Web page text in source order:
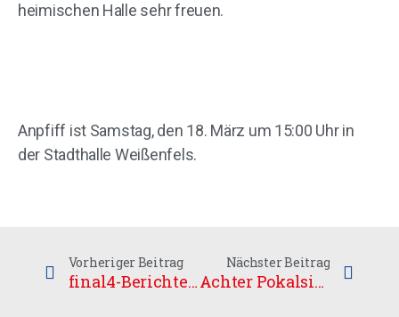
heimischen Halle sehr freuen.
Anpfiff ist Samstag, den 18. März um 15:00 Uhr in
der Stadthalle Weißenfels.
Vorheriger Beitrag
final4-Berichte im mdr
Nächster Beitrag
Achter Pokalsieg